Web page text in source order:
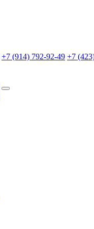
+7 (914) 792-92-49 +7